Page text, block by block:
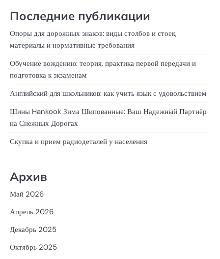
Последние публикации
Опоры для дорожных знаков: виды столбов и стоек,
материалы и нормативные требования
Обучение вождению: теория, практика первой передачи и
подготовка к экзаменам
Английский для школьников: как учить язык с удовольствием
Шины Hankook Зима Шипованные: Ваш Надежный Партнёр
на Снежных Дорогах
Скупка и прием радиодеталей у населения
Архив
Май 2026
Апрель 2026
Декабрь 2025
Октябрь 2025